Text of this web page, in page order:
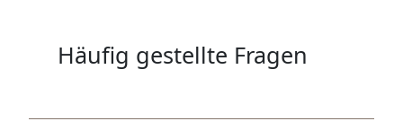
Häufig gestellte Fragen